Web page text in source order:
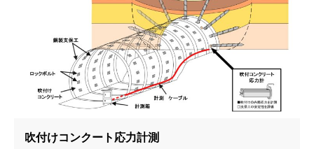
吹付けコンクート応力計測